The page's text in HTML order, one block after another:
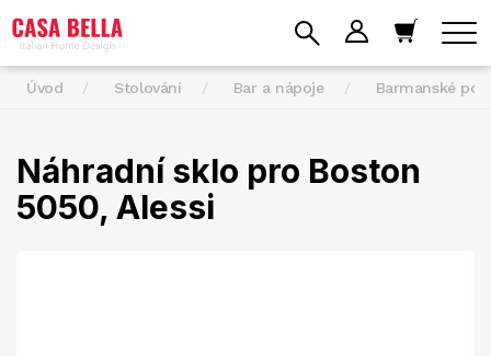
Úvod Stolování Bar a nápoje Barmanské
Náhradní sklo pro Boston
5050, Alessi